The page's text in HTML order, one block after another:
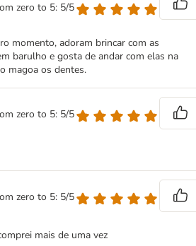
zero to 5: 5/5
momento, adoram brincar com as
barulho e gosta de andar com elas na
magoa os dentes.
zero to 5: 5/5
zero to 5: 5/5
mais de uma vez